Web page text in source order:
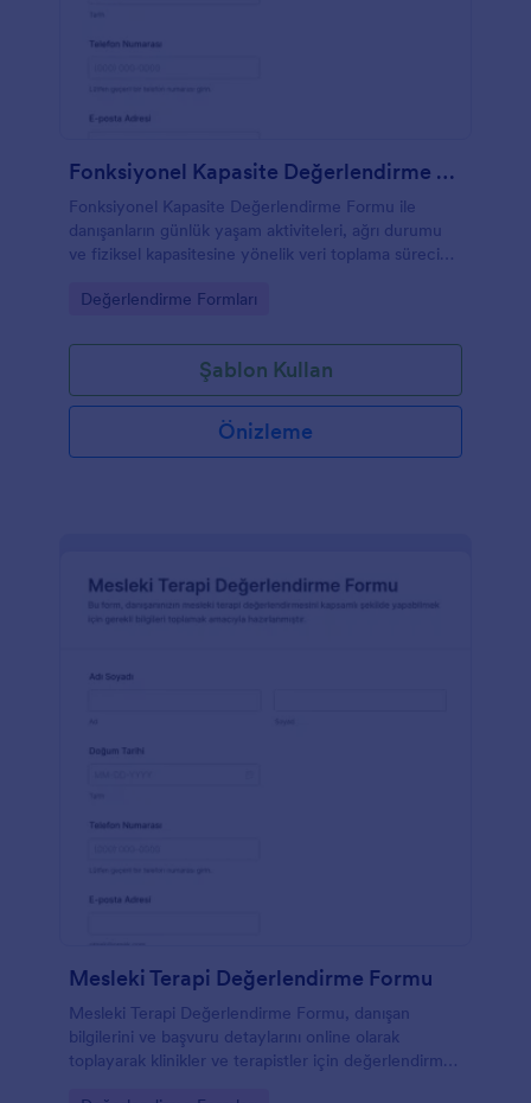
Fonksiyonel Kapasite Değerlendirme Formu
Fonksiyonel Kapasite Değerlendirme Formu ile
danışanların günlük yaşam aktiviteleri, ağrı durumu
ve fiziksel kapasitesine yönelik veri toplama sürecini
Go to Category:
Değerlendirme Formları
Şablon Kullan
Önizleme
Mesleki Terapi Değerlendirme Formu
Mesleki Terapi Değerlendirme Formu, danışan
bilgilerini ve başvuru detaylarını online olarak
toplayarak klinikler ve terapistler için değerlendirme